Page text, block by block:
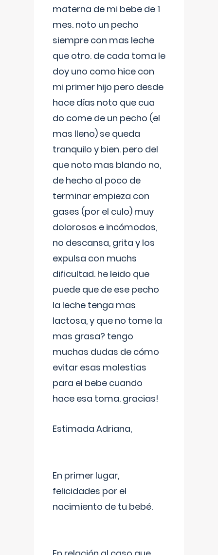
materna de mi bebe de 1
mes. noto un pecho
siempre con mas leche
que otro. de cada toma le
doy uno como hice con
mi primer hijo pero desde
hace días noto que cua
do come de un pecho (el
mas lleno) se queda
tranquilo y bien. pero del
que noto mas blando no,
de hecho al poco de
terminar empieza con
gases (por el culo) muy
dolorosos e incómodos,
no descansa, grita y los
expulsa con muchs
dificultad. he leido que
puede que de ese pecho
la leche tenga mas
lactosa, y que no tome la
mas grasa? tengo
muchas dudas de cómo
evitar esas molestias
para el bebe cuando
hace esa toma. gracias!
Estimada Adriana,
En primer lugar,
felicidades por el
nacimiento de tu bebé.